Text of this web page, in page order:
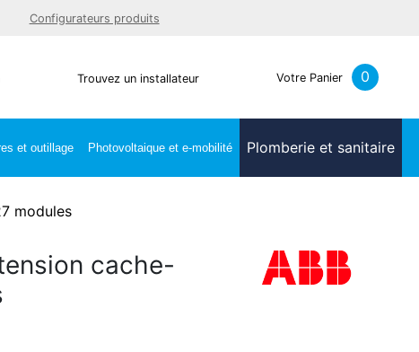
Configurateurs produits
Trouvez un installateur Votre Panier 0
et outillage Photovoltaique et e-mobilité Plomberie et sanitaire
modules
cache-